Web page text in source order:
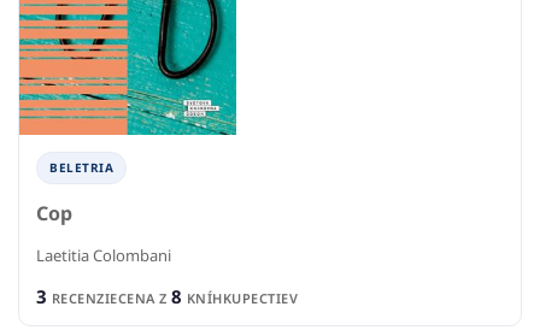
BELETRIA
Cop
Laetitia Colombani
3 RECENZIECENA Z 8 KNÍHKUPECTIEV